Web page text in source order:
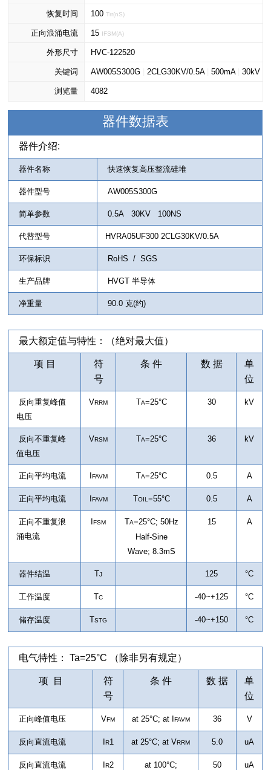
恢复时间 100Trr(nS)
正向浪涌电流 15 IFSM(A)
外形尺寸 HVC-122520
关键词 AW005S300G |2CLG30KV/0.5A|500mA|30kV
100nS
浏览量 4082
器件数据表
器件介绍:
器件名称 快速恢复高压整流硅堆
器件型号 AW005S300G
简单参数 0.5A 30KV 100NS
代替型号 HVRA05UF300 2CLG30KV/0.5A
环保标识 RoHS / SGS
生产品牌 HVGT 半导体
净重量 90.0 克(约)
最大额定值与特性：（绝对最大值）
项 目
符
号
条 件 数 据
单
位
反向重复峰值
电压
VRRM TA=25°C 30 kV
反向不重复峰
值电压
VRSM TA=25°C 36 kV
正向平均电流 FAVM TA=25°C 0.5 A
正向平均电流 FAVM TOIL =55°C 0.5 A
正向不重复浪
涌电流
IFSM TA=25°C; 50Hz
Half-Sine
Wave; 8.3mS
15 A
器件结温 TJ 125 °C
工作温度 TC -40~+125 °C
储存温度 TSTG -40~+150 °C
电气特性： Ta=25°C （除非另有规定）
项 目
符
号
条 件 数 据
单
位
正向峰值电压 VFM at 25°C; at I FAVM 36 V
反向直流电流 R1 at 25°C; atVRRM 5.0 uA
反向直流电流 R2
at 100°C;
50 uA